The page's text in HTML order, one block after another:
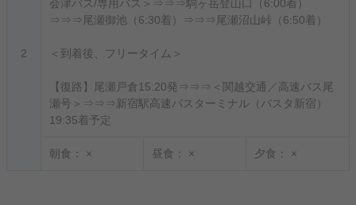
2
会津バス/専用バス＞⇒⇒⇒駒ヶ岳登山口（6:00着）
⇒⇒⇒尾瀬御池（6:30着）⇒⇒⇒尾瀬沼山峠（6:50着）
＜到着後、フリータイム＞
【復路】尾瀬戸倉15:20発⇒⇒⇒＜関越交通／高速バス尾
瀬号＞⇒⇒⇒新宿駅高速バスターミナル（バスタ新宿）
19:35着予定
朝食： × 昼食： × 夕食： ×